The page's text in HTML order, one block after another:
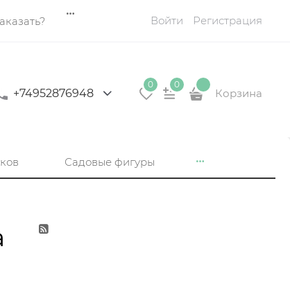
Войти Регистрация
+74952876948
0 0
Корзина
Садовые фигуры